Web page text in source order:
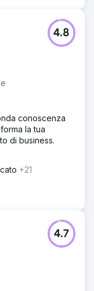
4.8
conoscenza
la tua
di business.
+21
4.7